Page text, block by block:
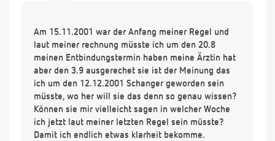
Am 15.11.2001 war der Anfang meiner Regel und
laut meiner rechnung müsste ich um den 20.8
meinen Entbindungstermin haben meine Ärztin hat
aber den 3.9 ausgerechet sie ist der Meinung das
ich um den 12.12.2001 Schanger geworden sein
müsste, wo her will sie das denn so genau wissen?
Können sie mir vielleicht sagen in welcher Woche
ich jetzt laut meiner letzten Regel sein müsste?
Damit ich endlich etwas klarheit bekomme.